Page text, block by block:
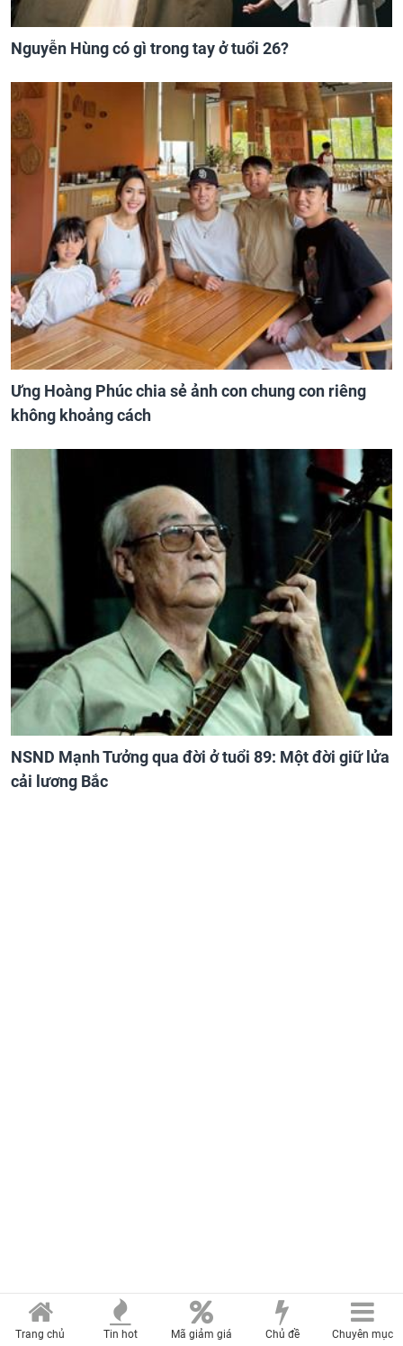
Nguyễn Hùng có gì trong tay ở tuổi 26?
Ưng Hoàng Phúc chia sẻ ảnh con chung con riêng
không khoảng cách
NSND Mạnh Tưởng qua đời ở tuổi 89: Một đời giữ lửa
cải lương Bắc
Trang chủ Tin hot Mã giảm giá Chủ đề Chuyên mục